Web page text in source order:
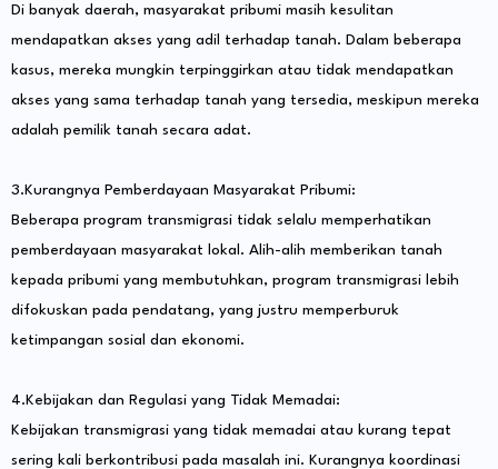
Di banyak daerah, masyarakat pribumi masih kesulitan
mendapatkan akses yang adil terhadap tanah. Dalam beberapa
kasus, mereka mungkin terpinggirkan atau tidak mendapatkan
akses yang sama terhadap tanah yang tersedia, meskipun mereka
adalah pemilik tanah secara adat.
3.Kurangnya Pemberdayaan Masyarakat Pribumi:
Beberapa program transmigrasi tidak selalu memperhatikan
pemberdayaan masyarakat lokal. Alih-alih memberikan tanah
kepada pribumi yang membutuhkan, program transmigrasi lebih
difokuskan pada pendatang, yang justru memperburuk
ketimpangan sosial dan ekonomi.
4.Kebijakan dan Regulasi yang Tidak Memadai:
Kebijakan transmigrasi yang tidak memadai atau kurang tepat
sering kali berkontribusi pada masalah ini. Kurangnya koordinasi